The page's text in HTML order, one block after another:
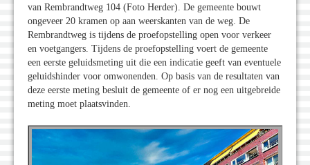
van Rembrandtweg 104 (Foto Herder). De gemeente bouwt
ongeveer 20 kramen op aan weerskanten van de weg. De
Rembrandtweg is tijdens de proefopstelling open voor verkeer
en voetgangers. Tijdens de proefopstelling voert de gemeente
een eerste geluidsmeting uit die een indicatie geeft van eventuele
geluidshinder voor omwonenden. Op basis van de resultaten van
deze eerste meting besluit de gemeente of er nog een uitgebreide
meting moet plaatsvinden.